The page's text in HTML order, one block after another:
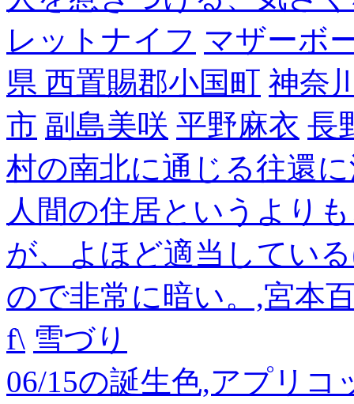
レットナイフ マザーボ
県 西置賜郡小国町 神奈
市 副島美咲 平野麻衣 長
村の南北に通じる往還
人間の住居というより
が、よほど適当してい
ので非常に暗い。,宮本
f\ 雪づり
06/15の誕生色,アプリ